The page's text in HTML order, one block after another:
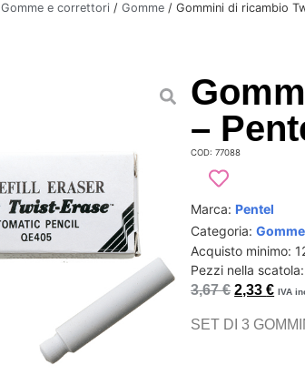
Gomme e correttori / Gomme / Gommini di ricambio
–
COD: 77088
Marca:Pentel
Categoria:Gomme
Acquisto minimo:
Pezzi nella
3,67€ 2,33€ IVA
SET DI 3